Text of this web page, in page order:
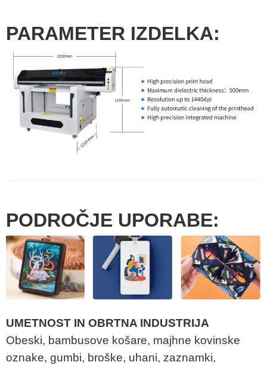
PARAMETER IZDELKA:
PODROČJE UPORABE:
UMETNOST IN OBRTNA INDUSTRIJA
Obeski, bambusove košare, majhne kovinske
oznake, gumbi, broške, uhani, zaznamki,